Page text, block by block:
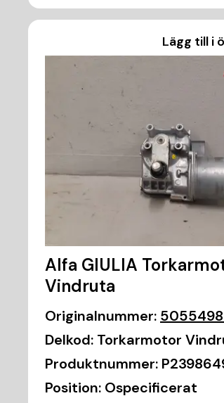
Lägg till i
Alfa GIULIA
Vindruta
Originalnummer:
Delkod: Torkarmotor
Produktnummer:
Position: Ospecificerat